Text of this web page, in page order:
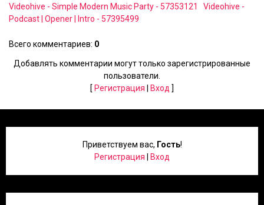
Videohive - Simple Modern Music Party - 57353121
Videohive -
Podcast | Opener | Intro - 57395499
Всего комментариев: 0
Добавлять комментарии могут только зарегистрированные
пользователи.
[ Регистрация Вход ]
Приветствуем вас, Гость!
Регистрация
Вход